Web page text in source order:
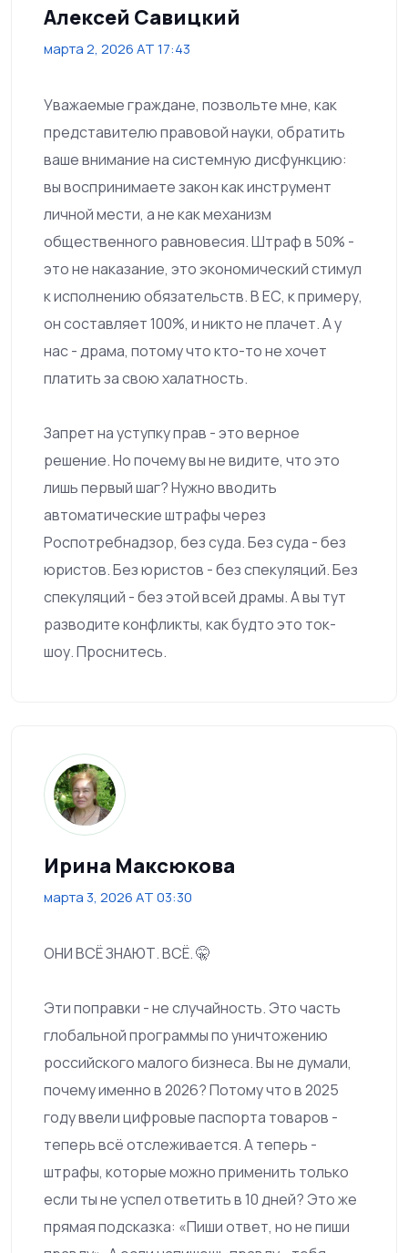
Алексей Савицкий
марта 2, 2026 AT 17:43
Уважаемые граждане, позвольте мне, как
представителю правовой науки, обратить
ваше внимание на системную дисфункцию:
вы воспринимаете закон как инструмент
личной мести, а не как механизм
общественного равновесия. Штраф в 50% -
это не наказание, это экономический стимул
к исполнению обязательств. В ЕС, к примеру,
он составляет 100%, и никто не плачет. А у
нас - драма, потому что кто-то не хочет
платить за свою халатность.
Запрет на уступку прав - это верное
решение. Но почему вы не видите, что это
лишь первый шаг? Нужно вводить
автоматические штрафы через
Роспотребнадзор, без суда. Без суда - без
юристов. Без юристов - без спекуляций. Без
спекуляций - без этой всей драмы. А вы тут
разводите конфликты, как будто это ток-
шоу. Проснитесь.
Ирина Максюкова
марта 3, 2026 AT 03:30
ОНИ ВСЁ ЗНАЮТ. ВСЁ. 🤫
Эти поправки - не случайность. Это часть
глобальной программы по уничтожению
российского малого бизнеса. Вы не думали,
почему именно в 2026? Потому что в 2025
году ввели цифровые паспорта товаров -
теперь всё отслеживается. А теперь -
штрафы, которые можно применить только
если ты не успел ответить в 10 дней? Это же
прямая подсказка: «Пиши ответ, но не пиши